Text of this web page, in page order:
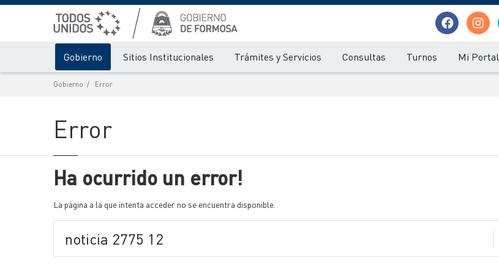
Gobierno Sitios Institucionales Trámites y Servicios Consultas Turnos Mi Portal
Gobierno Error
Error
Ha ocurrido un error!
La página a la que intenta acceder no se encuentra disponible.